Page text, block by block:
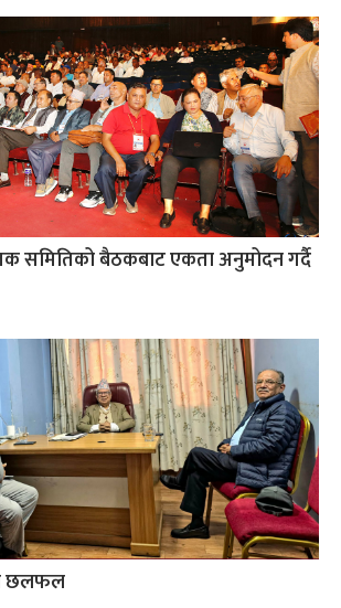
समितिको बैठकबाट एकता अनुमोदन गर्दै
छलफल